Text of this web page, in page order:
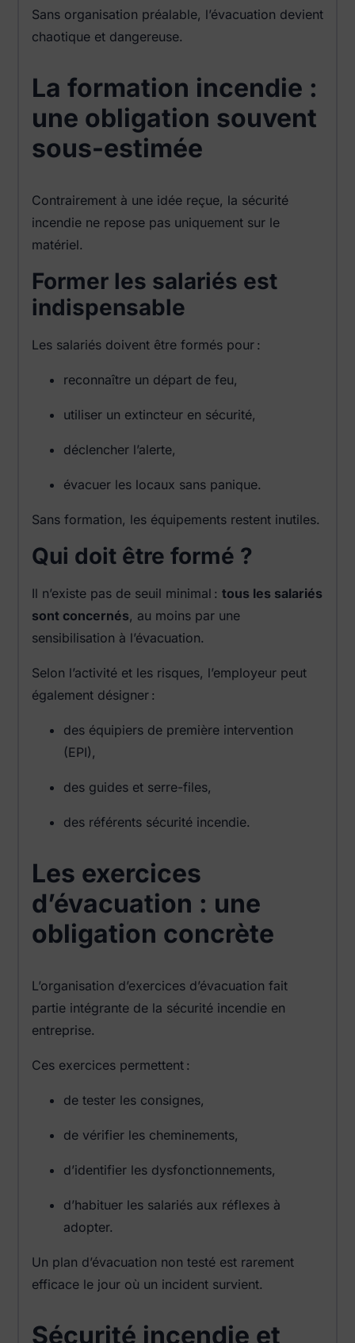
Sans organisation préalable, l’évacuation devient
chaotique et dangereuse.
La formation incendie :
une obligation souvent
sous-estimée
Contrairement à une idée reçue, la sécurité
incendie ne repose pas uniquement sur le
matériel.
Former les salariés est
indispensable
Les salariés doivent être formés pour :
reconnaître un départ de feu,
utiliser un extincteur en sécurité,
déclencher l’alerte,
évacuer les locaux sans panique.
Sans formation, les équipements restent inutiles.
Qui doit être formé ?
Il n’existe pas de seuil minimal : tous les salariés
sont concernés, au moins par une
sensibilisation à l’évacuation.
Selon l’activité et les risques, l’employeur peut
également désigner :
des équipiers de première intervention
(EPI),
des guides et serre-files,
des référents sécurité incendie.
Les exercices
d’évacuation : une
obligation concrète
L’organisation d’exercices d’évacuation fait
partie intégrante de la sécurité incendie en
entreprise.
Ces exercices permettent :
de tester les consignes,
de vérifier les cheminements,
d’identifier les dysfonctionnements,
d’habituer les salariés aux réflexes à
adopter.
Un plan d’évacuation non testé est rarement
efficace le jour où un incident survient.
Sécurité incendie et